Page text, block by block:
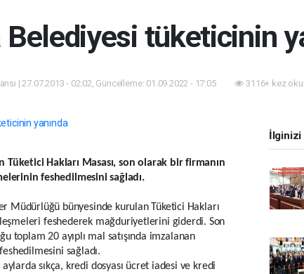
tüketicinin
| 27.07.2013 - 02:02, Güncelleme: 01.09.2022 - 17:05 3116+ kez
Hakları Masası, son olarak bir firmanın
feshedilmesini sağladı.
Müdürlüğü bünyesinde kurulan Tüketici Hakları
feshederek mağduriyetlerini giderdi. Son
toplam 20 ayıplı mal satışında imzalanan
sağladı.
sıkça, kredi dosyası ücret iadesi ve kredi
İlginizi